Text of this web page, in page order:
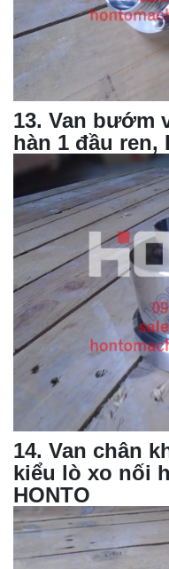
13. Van bướm
hàn 1 đầu ren,
14. Van chân
kiểu lò xo nối
HONTO